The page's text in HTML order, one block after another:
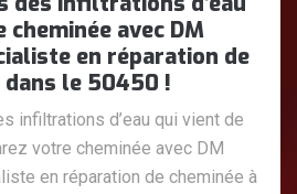
cheminée avec DM
en réparation de
dans le 50450 !
infiltrations d’eau qui vient de
votre cheminée avec DM
en réparation de cheminée à